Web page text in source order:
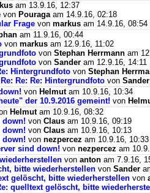
am 13.9.16, 12:37
von Pouragaam 14.9.16, 02:18
Frage von markus am 14.9.16, 08:54
am 11.9.16, 00:44
von markus am 12.9.16, 11:02
von Stephan Herrmann am
von Sander am 12.9.16, 14:11
Hintergrundfoto von Stephan
Re: Re: Re: Hintergrundfoto von Sander
von Helmutam 10.9.16, 10:34
der 10.9.2016 gemeint! von
Helmut am 10.9.16, 08:32
down! von Claus am 10.9.16, 09:19
down! von Claus am 10.9.16, 10:13
down! von nezpercez am 10.9.16, 10:33
sind down! von nezpercez am
von anton am 7.9.16,
bitte wiederherstellen von Sander
gelöscht, bitte wiederherstellen von
quelltext gelöscht, bitte